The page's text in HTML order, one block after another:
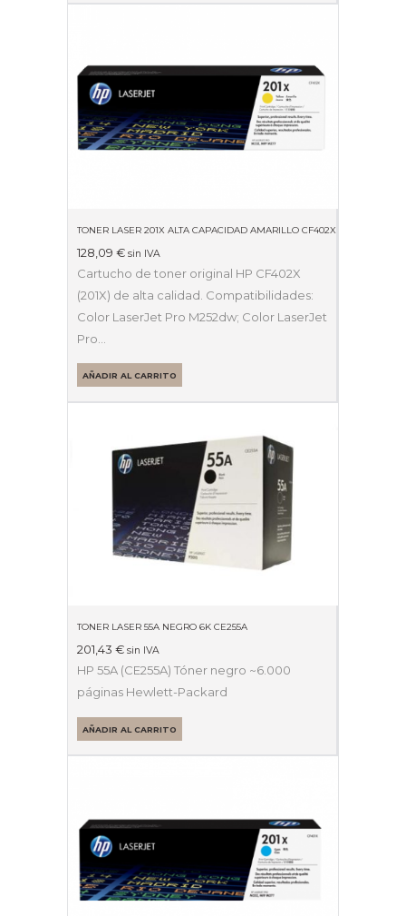
TONER LASER 201X ALTA CAPACIDAD AMARILLO CF402X
128,09 € sin IVA
Cartucho de toner original HP CF402X
(201X) de alta calidad. Compatibilidades:
Color LaserJet Pro M252dw; Color LaserJet
Pro…
AÑADIR AL CARRITO
TONER LASER 55A NEGRO 6K CE255A
201,43 € sin IVA
HP 55A (CE255A) Tóner negro ~6.000
páginas Hewlett-Packard
AÑADIR AL CARRITO